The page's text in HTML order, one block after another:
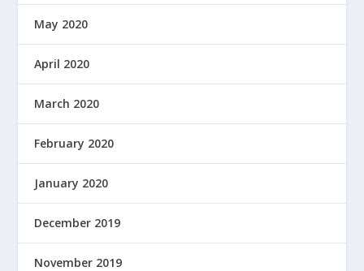
May 2020
April 2020
March 2020
February 2020
January 2020
December 2019
November 2019